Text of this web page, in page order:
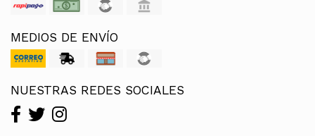
MEDIOS DE ENVÍO
NUESTRAS REDES SOCIALES